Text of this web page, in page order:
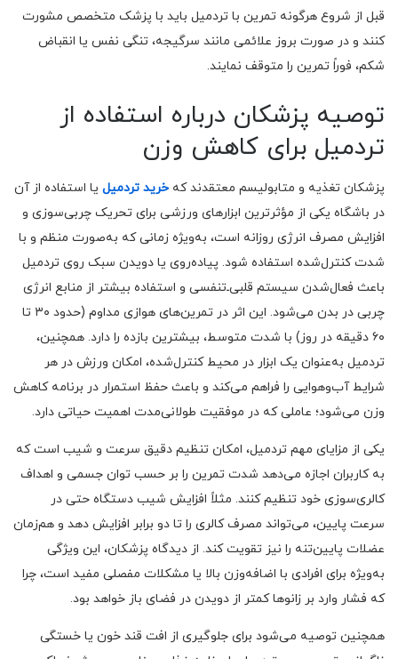
قبل از شروع هرگونه تمرین با تردمیل باید با پزشک متخصص مشورت
کنند و در صورت بروز علائمی مانند سرگیجه، تنگی نفس یا انقباض
شکم، فوراً تمرین را متوقف نمایند.
توصیه پزشکان درباره استفاده از
تردمیل برای کاهش وزن
پزشکان تغذیه و متابولیسم معتقدند که خرید تردمیل یا استفاده از آن
در باشگاه یکی از مؤثرترین ابزارهای ورزشی برای تحریک چربی‌سوزی و
افزایش مصرف انرژی روزانه است، به‌ویژه زمانی که به‌صورت منظم و با
شدت کنترل‌شده استفاده شود. پیاده‌روی یا دویدن سبک روی تردمیل
باعث فعال‌شدن سیستم قلبی‌ـ‌تنفسی و استفاده بیشتر از منابع انرژی
چربی در بدن می‌شود. این اثر در تمرین‌های هوازی مداوم (حدود ۳۰ تا
۶۰ دقیقه در روز) با شدت متوسط، بیشترین بازده را دارد. همچنین،
تردمیل به‌عنوان یک ابزار در محیط کنترل‌شده، امکان ورزش در هر
شرایط آب‌وهوایی را فراهم می‌کند و باعث حفظ استمرار در برنامه کاهش
وزن می‌شود؛ عاملی که در موفقیت طولانی‌مدت اهمیت حیاتی دارد.
یکی از مزایای مهم تردمیل، امکان تنظیم دقیق سرعت و شیب است که
به کاربران اجازه می‌دهد شدت تمرین را بر حسب توان جسمی و اهداف
کالری‌سوزی خود تنظیم کنند. مثلاً افزایش شیب دستگاه حتی در
سرعت پایین، می‌تواند مصرف کالری را تا دو برابر افزایش دهد و هم‌زمان
عضلات پایین‌تنه را نیز تقویت کند. از دیدگاه پزشکان، این ویژگی
به‌ویژه برای افرادی با اضافه‌وزن بالا یا مشکلات مفصلی مفید است، چرا
که فشار وارد بر زانوها کمتر از دویدن در فضای باز خواهد بود.
همچنین توصیه می‌شود برای جلوگیری از افت قند خون یا خستگی